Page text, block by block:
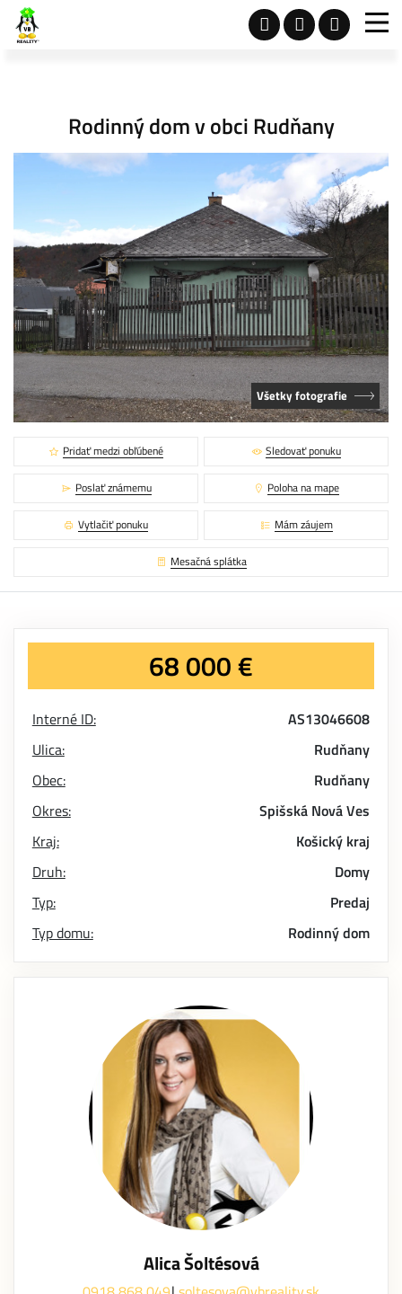
Rodinný dom v obci Rudňany
Všetky fotografie
Pridať medzi obľúbené Sledovať ponuku
Poslať známemu Poloha na mape
Vytlačiť ponuku Mám záujem
Mesačná splátka
68 000 €
Interné ID:
AS13046608
Ulica:
Rudňany
Obec:
Rudňany
Okres:
Spišská Nová Ves
Kraj:
Košický kraj
Druh:
Domy
Typ:
Predaj
Typ domu:
Rodinný dom
Alica Šoltésová